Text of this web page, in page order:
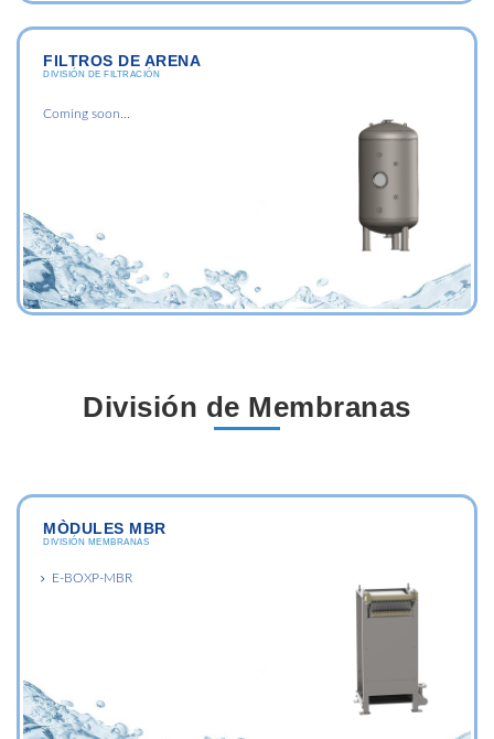
FILTROS DE ARENA
DIVISIÓN DE FILTRACIÓN
Coming soon...
División de Membranas
MÒDULES MBR
DIVISIÓN MEMBRANAS
E-BOXP-MBR